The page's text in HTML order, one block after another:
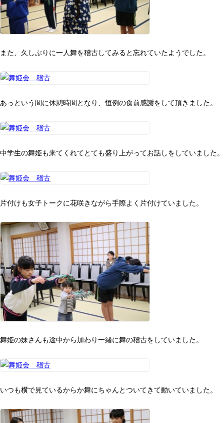
また、久しぶりに一人舞を稽古してみると忘れていたようでした。
あっという間に休憩時間となり、恒例の食前感謝をして頂きました。
中学生の舞姫も来てくれてとても盛り上がってお話しをしていました。
片付けも女子トークに花咲きながら手際よく片付けていました。
舞姫の妹さんも途中から加わり一緒に舞の稽古をしていました。
いつも横で見ているからか舞にちゃんとついてきて動いていました。